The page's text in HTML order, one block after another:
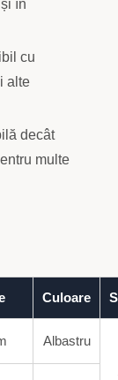
în
cu
alte
decât
multe
Culoare
Albastru